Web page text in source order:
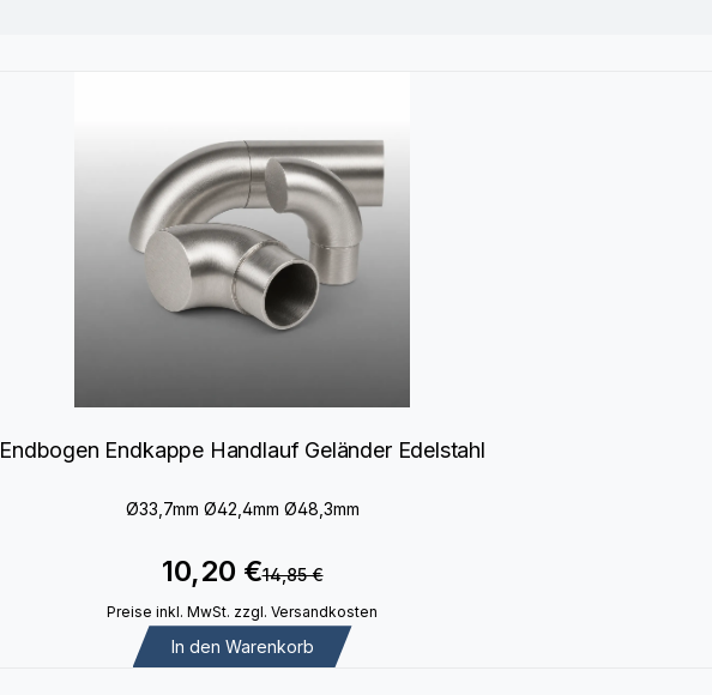
Endbogen Endkappe Handlauf Geländer Edelstahl
Ø33,7mm Ø42,4mm Ø48,3mm
10,20 €14,85 €
Preise inkl. MwSt. zzgl. Versandkosten
In den Warenkorb